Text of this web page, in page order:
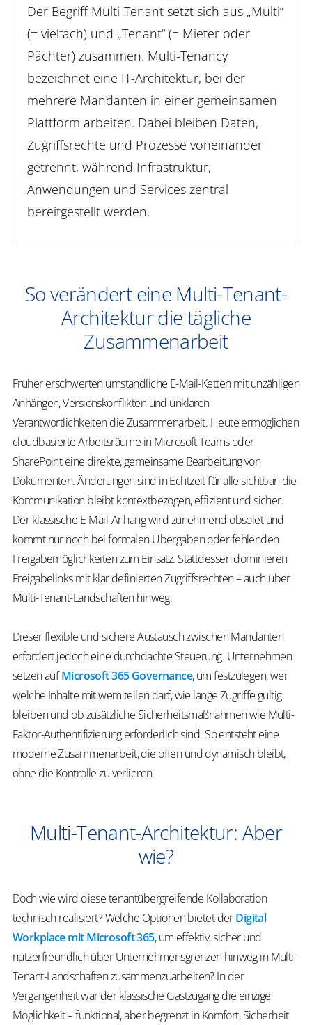
Der Begriff Multi-Tenant setzt sich aus „Multi“
(= vielfach) und „Tenant“ (= Mieter oder
Pächter) zusammen. Multi-Tenancy
bezeichnet eine IT-Architektur, bei der
mehrere Mandanten in einer gemeinsamen
Plattform arbeiten. Dabei bleiben Daten,
Zugriffsrechte und Prozesse voneinander
getrennt, während Infrastruktur,
Anwendungen und Services zentral
bereitgestellt werden.
So verändert eine Multi-Tenant-
Architektur die tägliche
Zusammenarbeit
Früher erschwerten umständliche E-Mail-Ketten mit unzähligen
Anhängen, Versionskonflikten und unklaren
Verantwortlichkeiten die Zusammenarbeit. Heute ermöglichen
cloudbasierte Arbeitsräume in Microsoft Teams oder
SharePoint eine direkte, gemeinsame Bearbeitung von
Dokumenten. Änderungen sind in Echtzeit für alle sichtbar, die
Kommunikation bleibt kontextbezogen, effizient und sicher.
Der klassische E-Mail-Anhang wird zunehmend obsolet und
kommt nur noch bei formalen Übergaben oder fehlenden
Freigabemöglichkeiten zum Einsatz. Stattdessen dominieren
Freigabelinks mit klar definierten Zugriffsrechten – auch über
Multi-Tenant-Landschaften hinweg.
Dieser flexible und sichere Austausch zwischen Mandanten
erfordert jedoch eine durchdachte Steuerung. Unternehmen
setzen aufMicrosoft 365 Governance, um festzulegen, wer
welche Inhalte mit wem teilen darf, wie lange Zugriffe gültig
bleiben und ob zusätzliche Sicherheitsmaßnahmen wie Multi-
Faktor-Authentifizierung erforderlich sind. So entsteht eine
moderne Zusammenarbeit, die offen und dynamisch bleibt,
ohne die Kontrolle zu verlieren.
Multi-Tenant-Architektur: Aber
wie?
Doch wie wird diese tenantübergreifende Kollaboration
technisch realisiert? Welche Optionen bietet derDigital
Workplace mit Microsoft 365, um effektiv, sicher und
nutzerfreundlich über Unternehmensgrenzen hinweg in Multi-
Tenant-Landschaften zusammenzuarbeiten? In der
Vergangenheit war der klassische Gastzugang die einzige
Möglichkeit – funktional, aber begrenzt in Komfort, Sicherheit